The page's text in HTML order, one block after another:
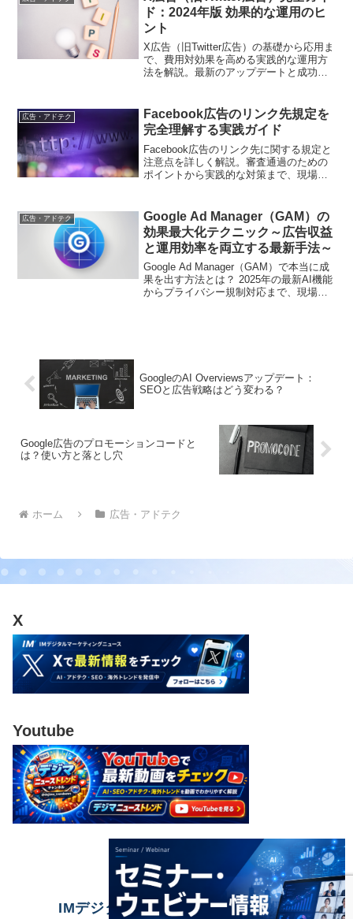
ド：2024年版 効果的な運用のヒ
ント
X広告（旧Twitter広告）の基礎から応用ま
で、費用対効果を高める実践的な運用方
法を解説。最新のアップデートと成功事
広告・アドテク
Facebook広告のリンク先規定を
完全理解する実践ガイド
Facebook広告のリンク先に関する規定と
注意点を詳しく解説。審査通過のための
ポイントから実践的な対策まで、現場で
広告・アドテク
Google Ad Manager（GAM）の
効果最大化テクニック～広告収益
と運用効率を両立する最新手法～
Google Ad Manager（GAM）で本当に成
果を出す方法とは？ 2025年の最新AI機能
からプライバシー規制対応まで、現場で
GoogleのAI Overviewsアップデート：
SEOと広告戦略はどう変わる？
Google広告のプロモーションコードと
は？使い方と落とし穴
ホーム 広告・アドテク
X
Youtube
IMデジタルマーケティングニュース